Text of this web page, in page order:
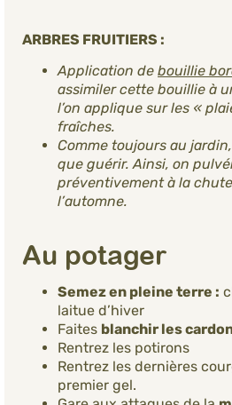
ARBRES FRUITIERS :
Application de bouillie
assimiler cette bouillie à
l’on applique sur les «
fraîches.
Comme toujours au
que guérir. Ainsi, on
préventivement à la
l’automne.
Au potager
Semez en pleine terre :
laitue d’hiver
Faites blanchir les
Rentrez les potirons
Rentrez les dernières
premier gel.